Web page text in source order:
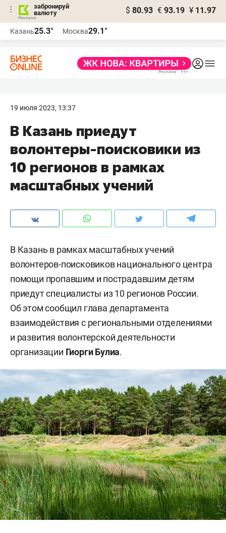
забронируй
валюту
$ 80.93 € 93.19 ¥ 11.97
Казань25.3° Москва29.1°
19 июля 2023, 13:37
В Казань приедут
волонтеры-поисковики из
10 регионов в рамках
масштабных учений
В Казань в рамках масштабных учений
волонтеров-поисковиков национального центра
помощи пропавшим и пострадавшим детям
приедут специалисты из 10 регионов России.
Об этом сообщил глава департамента
взаимодействия с региональными отделениями
и развития волонтерской деятельности
организации Гиорги Булиа.